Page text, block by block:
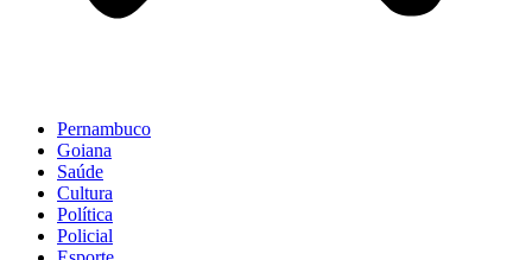
Pernambuco
Goiana
Saúde
Cultura
Política
Policial